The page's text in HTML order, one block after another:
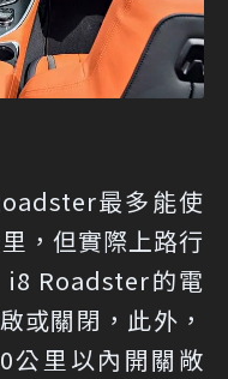
最多能使
，但實際上路行
i8 Roadster的電
或關閉，此外，
公里以內開關敞